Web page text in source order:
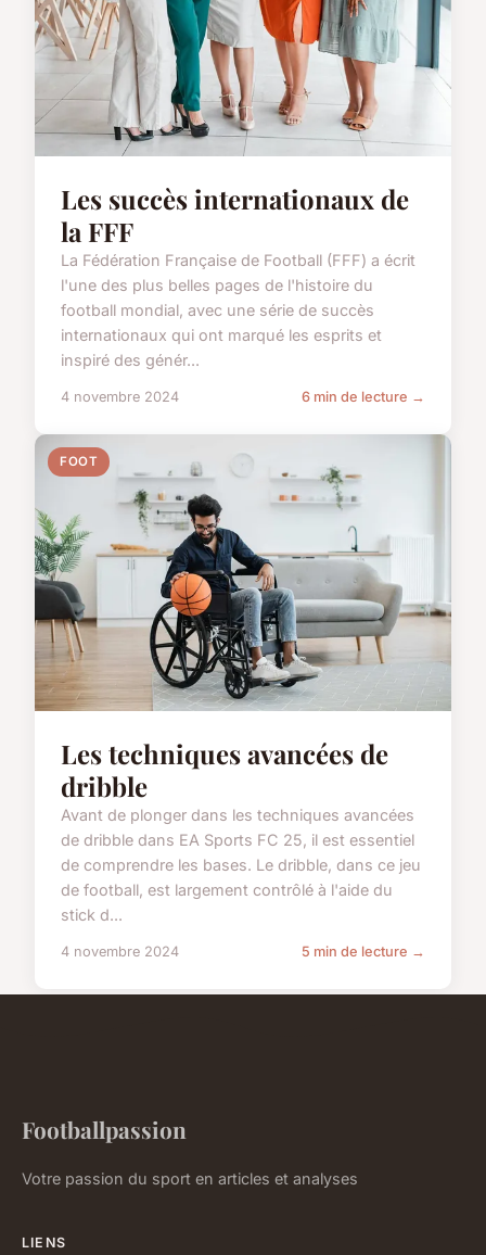
Les succès internationaux de
la FFF
La Fédération Française de Football (FFF) a écrit
l'une des plus belles pages de l'histoire du
football mondial, avec une série de succès
internationaux qui ont marqué les esprits et
inspiré des génér...
4 novembre 2024 6 min de lecture →
FOOT
Les techniques avancées de
dribble
Avant de plonger dans les techniques avancées
de dribble dans EA Sports FC 25, il est essentiel
de comprendre les bases. Le dribble, dans ce jeu
de football, est largement contrôlé à l'aide du
stick d...
4 novembre 2024 5 min de lecture →
Footballpassion
Votre passion du sport en articles et analyses
LIENS